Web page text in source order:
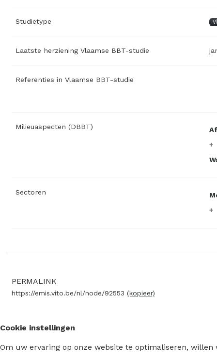
Studietype
Laatste herziening Vlaamse BBT-studie
Referenties in Vlaamse BBT-studie
Milieuaspecten (DBBT)
Sectoren
PERMALINK
https://emis.vito.be/nl/node/92553 (kopieer)
Cookie instellingen
Om uw ervaring op onze website te optimaliseren,